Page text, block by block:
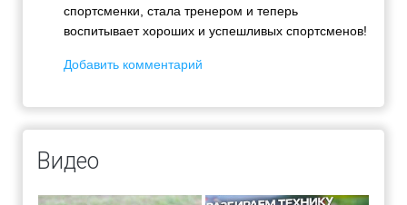
спортсменки, стала тренером и теперь
воспитывает хороших и успешливых спортсменов!
Добавить комментарий
Видео